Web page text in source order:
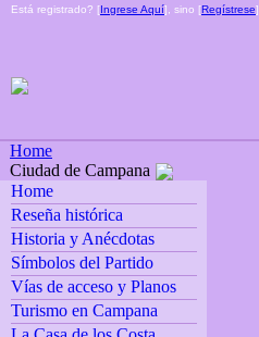
Está registrado? [Ingrese Aquí], sino [Regístrese]
Home
Ciudad de Campana
Home
Reseña histórica
Historia y Anécdotas
Símbolos del Partido
Vías de acceso y Planos
Turismo en Campana